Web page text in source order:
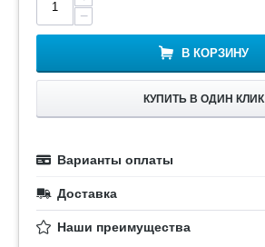
−
В КОРЗИНУ
КУПИТЬ В ОДИН КЛИК
Варианты оплаты
Доставка
Наши преимущества